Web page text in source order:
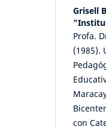
Grisell
Profa.
(1985).
con